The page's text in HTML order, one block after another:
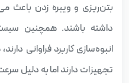
بتن‌ریزی و ویبره زدن باعث
داشته باشند. همچنین
انبوه‌سازی کاربرد فراوانی دارند،
تجهیزات دارند اما به دلیل